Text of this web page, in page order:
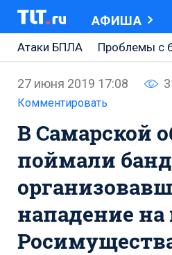
АФИША
Атаки БПЛА
Проблемы с
Ремонт Центральной
Ремонт Обводного шоссе
Набережная Тольятти
Неделя Тольятти
27 июня 2019 17:08
Комментировать
В Самарской
поймали
нападение на